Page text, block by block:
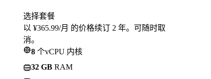
选择套餐
以 ¥365.99/月 的价格续订 2 年。可随时取
消。
8 个vCPU 内核
32 GB RAM